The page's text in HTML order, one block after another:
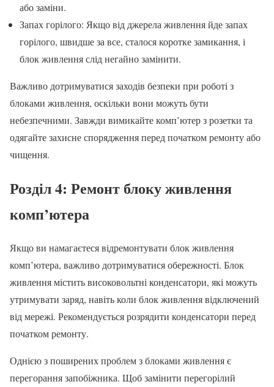
або заміни.
Запах горілого: Якщо від джерела живлення йде запах
горілого, швидше за все, сталося коротке замикання, і
блок живлення слід негайно замінити.
Важливо дотримуватися заходів безпеки при роботі з
блоками живлення, оскільки вони можуть бути
небезпечними. Завжди вимикайте комп’ютер з розетки та
одягайте захисне спорядження перед початком ремонту або
чищення.
Розділ 4: Ремонт блоку живлення
комп’ютера
Якщо ви намагаєтеся відремонтувати блок живлення
комп’ютера, важливо дотримуватися обережності. Блок
живлення містить високовольтні конденсатори, які можуть
утримувати заряд, навіть коли блок живлення відключений
від мережі. Рекомендується розрядити конденсатори перед
початком ремонту.
Однією з поширених проблем з блоками живлення є
перегорання запобіжника. Щоб замінити перегорілий